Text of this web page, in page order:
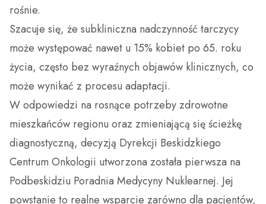
rośnie.
Szacuje się, że subkliniczna nadczynność tarczycy
może występować nawet u 15% kobiet po 65. roku
życia, często bez wyraźnych objawów klinicznych, co
może wynikać z procesu adaptacji.
W odpowiedzi na rosnące potrzeby zdrowotne
mieszkańców regionu oraz zmieniającą się ścieżkę
diagnostyczną, decyzją Dyrekcji Beskidzkiego
Centrum Onkologii utworzona została pierwsza na
Podbeskidziu Poradnia Medycyny Nuklearnej. Jej
powstanie to realne wsparcie zarówno dla pacjentów,